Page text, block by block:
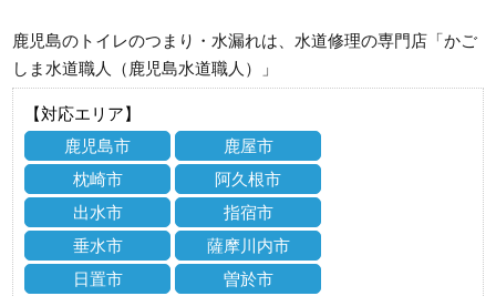
鹿児島のトイレのつまり・水漏れは、水道修理の専門店「かご
しま水道職人（鹿児島水道職人）」
【対応エリア】
鹿児島市
鹿屋市
枕崎市
阿久根市
出水市
指宿市
垂水市
薩摩川内市
日置市
曽於市